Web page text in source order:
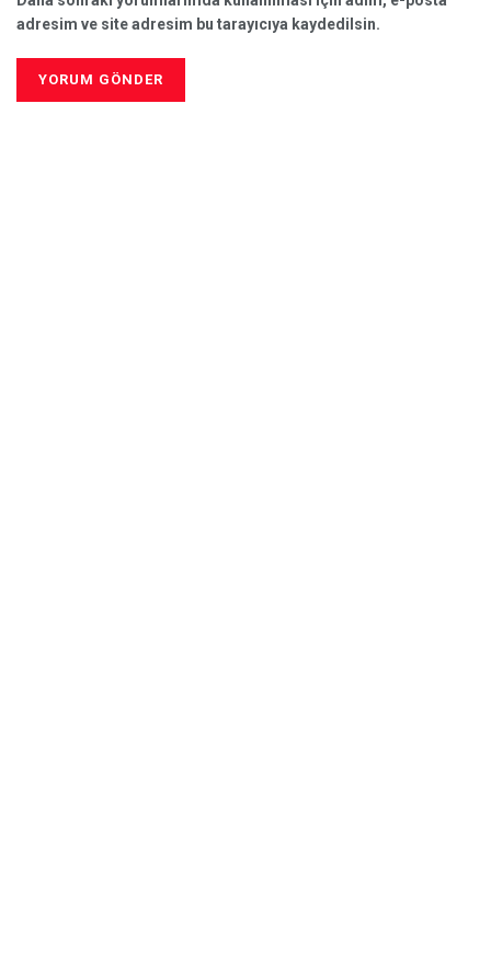
adresim ve site adresim bu tarayıcıya kaydedilsin.